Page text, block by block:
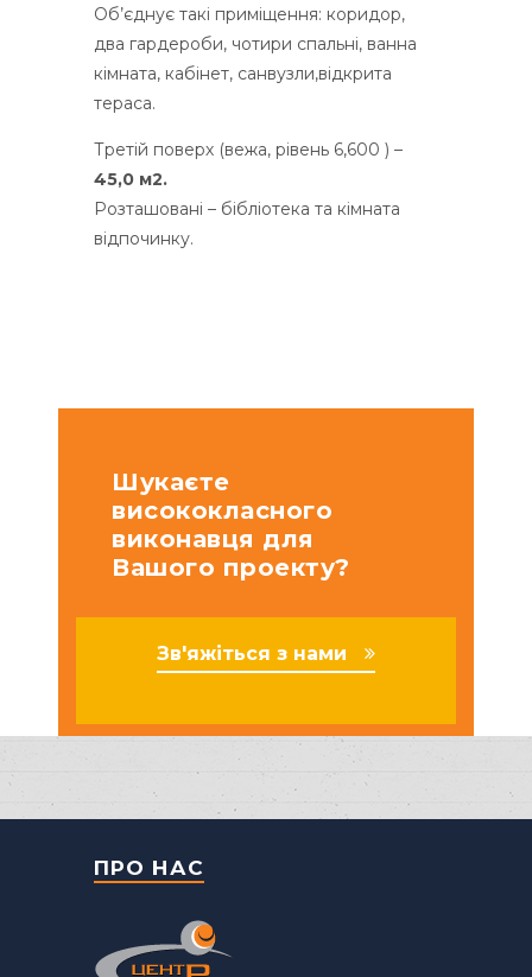
Об’єднує такі приміщення: коридор,
два гардероби, чотири спальні, ванна
кімната, кабінет, санвузли,відкрита
тераса.
Третій поверх (вежа, рівень 6,600 ) –
45,0 м2.
Розташовані – бібліотека та кімната
відпочинку.
Шукаєте
висококласного
виконавця для
Вашого проекту?
Зв'яжіться з нами
ПРО НАС